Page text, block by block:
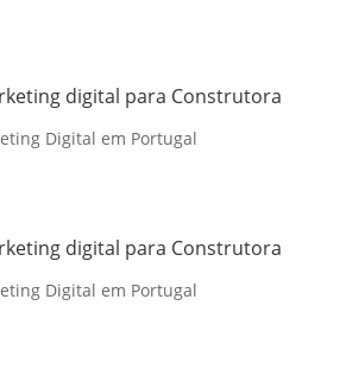
digital para Construtora
Digital em Portugal
digital para Construtora
Digital em Portugal